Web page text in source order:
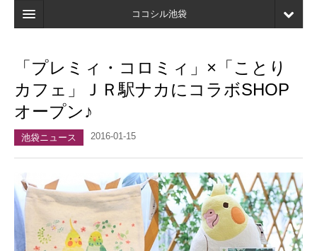
ココシル池袋
検索
店舗・施設最新情報
口コミ
マイページ
ブックマーク
「プレミィ・コロミィ」×「ことり
カフェ」ＪＲ駅ナカにコラボSHOP
オープン♪
池袋ニュース 2016-01-15